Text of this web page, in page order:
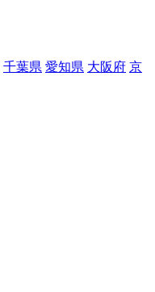
千葉県 愛知県 大阪府 京